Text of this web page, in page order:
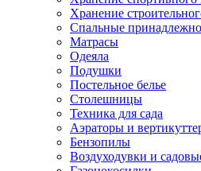
Хранение
Спальные
Матрасы
Одеяла
Подушки
Постельное белье
Столешницы
Техника для сада
Аэраторы и
Бензопилы
Воздуходувки и